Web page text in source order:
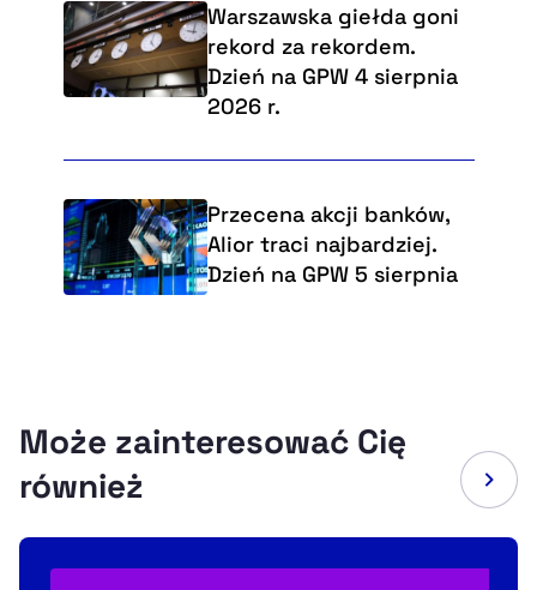
Warszawska giełda goni
rekord za rekordem.
Dzień na GPW 4 sierpnia
2026 r.
Przecena akcji banków,
Alior traci najbardziej.
Dzień na GPW 5 sierpnia
Może zainteresować Cię
również